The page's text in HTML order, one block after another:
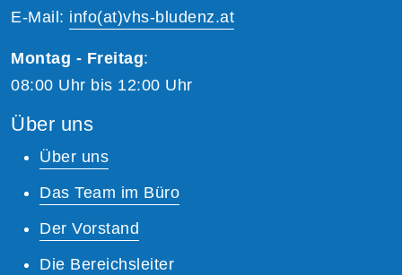
E-Mail: info(at)vhs-bludenz.at
Montag - Freitag:
08:00 Uhr bis 12:00 Uhr
Über uns
Über uns
Das Team im Büro
Der Vorstand
Die Bereichsleiter